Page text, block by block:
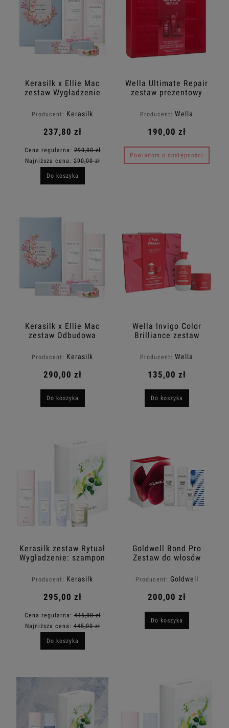
Kerasilk x Ellie Mac
zestaw Wygładzenie
z autorską bransoletką
Producent: Kerasilk
237,80 zł
Cena regularna:290,00 zł
Najniższa cena:290,00 zł
Do koszyka
Wella Ultimate Repair
zestaw prezentowy
odżywka 200ml+
Producent: Wella
190,00 zł
Powiadom o dostępności
Kerasilk x Ellie Mac
zestaw Odbudowa
autorską bransoletką
Producent: Kerasilk
290,00 zł
Do koszyka
Wella Invigo Color
Brilliance zestaw
farbowanych szampon
Producent: Wella
135,00 zł
Do koszyka
Kerasilk zestaw Rytuał
Wygładzenie: szampon
+ maska 50ml +
Producent: Kerasilk
295,00 zł
Cena regularna:445,00 zł
Najniższa cena:445,00 zł
Do koszyka
Goldwell Bond Pro
Zestaw do włosów
250ml + odżywka
+ grzebień
Producent: Goldwell
200,00 zł
Do koszyka